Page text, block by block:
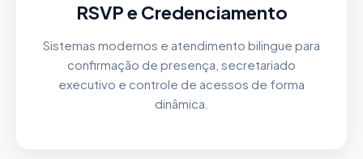
RSVP e Credenciamento
Sistemas modernos e atendimento bilingue para
confirmação de presença, secretariado
executivo e controle de acessos de forma
dinâmica.